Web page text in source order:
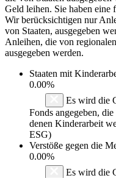
Geld leihen. Sie haben eine
Wir berücksichtigen nur
von Staaten, ausgegeben
Anleihen, die von
ausgegeben werden.
Staaten mit
0.00%
Es wird die
Fonds angegeben,
denen Kinderarbeit
ESG)
Verstöße gegen die
0.00%
Es wird die